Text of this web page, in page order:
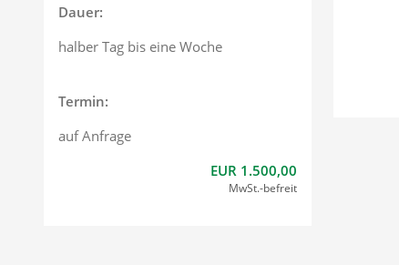
Dauer:
halber Tag bis eine Woche
Termin:
auf Anfrage
EUR 1.500,00
MwSt.-befreit